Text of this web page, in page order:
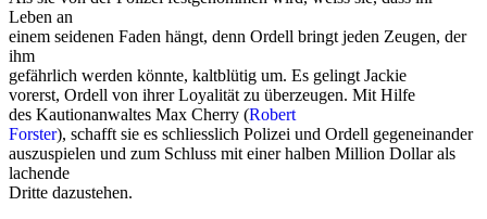
Leben an
einem seidenen Faden hängt, denn Ordell bringt jeden Zeugen, der
ihm
gefährlich werden könnte, kaltblütig um. Es gelingt Jackie
vorerst, Ordell von ihrer Loyalität zu überzeugen. Mit Hilfe
des Kautionanwaltes Max Cherry (Robert
Forster), schafft sie es schliesslich Polizei und Ordell gegeneinander
auszuspielen und zum Schluss mit einer halben Million Dollar als
lachende
Dritte dazustehen.